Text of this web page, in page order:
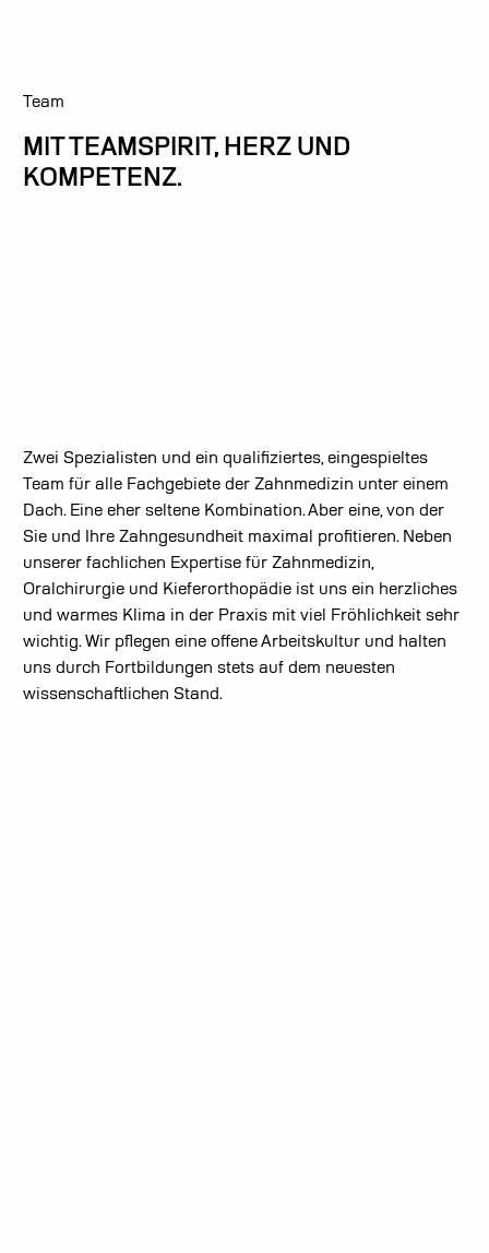
Team
MIT TEAMSPIRIT, HERZ UND
KOMPETENZ.
Zwei Spezialisten und ein qualifiziertes, eingespieltes
Team für alle Fachgebiete der Zahnmedizin unter einem
Dach. Eine eher seltene Kombination. Aber eine, von der
Sie und Ihre Zahngesundheit maximal profitieren. Neben
unserer fachlichen Expertise für Zahnmedizin,
Oralchirurgie und Kieferorthopädie ist uns ein herzliches
und warmes Klima in der Praxis mit viel Fröhlichkeit sehr
wichtig. Wir pflegen eine offene Arbeitskultur und halten
uns durch Fortbildungen stets auf dem neuesten
wissenschaftlichen Stand.